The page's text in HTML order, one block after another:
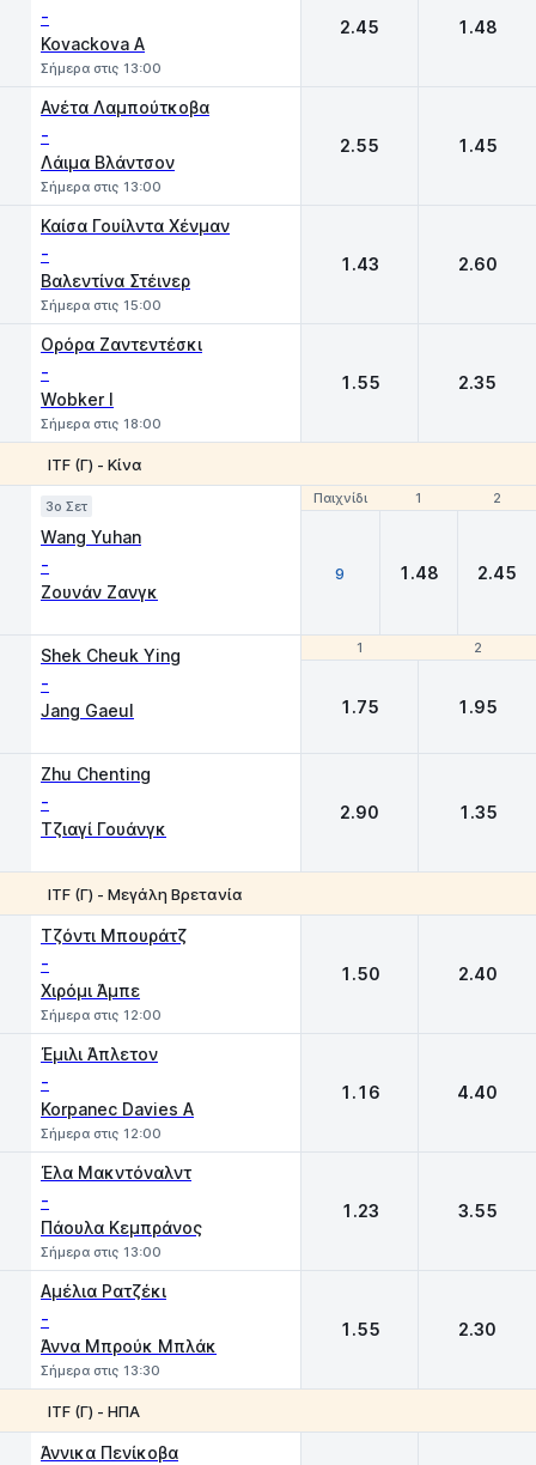
-
Kovackova A
Σήμερα στις 13:00
2.45 1.48
Ανέτα Λαμπούτκοβα
-
Λάιμα Βλάντσον
Σήμερα στις 13:00
2.55 1.45
Καίσα Γουίλντα Χένμαν
-
Βαλεντίνα Στέινερ
Σήμερα στις 15:00
1.43 2.60
Ορόρα Ζαντεντέσκι
-
Wobker I
Σήμερα στις 18:00
1.55 2.35
ITF (Γ) - Κίνα
Παιχνίδι 1 2
3o Σετ
Wang Yuhan
-
Ζουνάν Ζανγκ
Παιχνίδι 1 2
9 1.48 2.45
1 2
Shek Cheuk Ying
-
Jang Gaeul
1 2
1.75 1.95
Zhu Chenting
-
Τζιαγί Γουάνγκ
2.90 1.35
ITF (Γ) - Μεγάλη Βρετανία
Τζόντι Μπουράτζ
-
Χιρόμι Άμπε
Σήμερα στις 12:00
1.50 2.40
Έμιλι Άπλετον
-
Korpanec Davies A
Σήμερα στις 12:00
1.16 4.40
Έλα Μακντόναλντ
-
Πάουλα Κεμπράνος
Σήμερα στις 13:00
1.23 3.55
Αμέλια Ρατζέκι
-
Άννα Μπρούκ Μπλάκ
Σήμερα στις 13:30
1.55 2.30
ITF (Γ) - ΗΠΑ
Άννικα Πενίκοβα